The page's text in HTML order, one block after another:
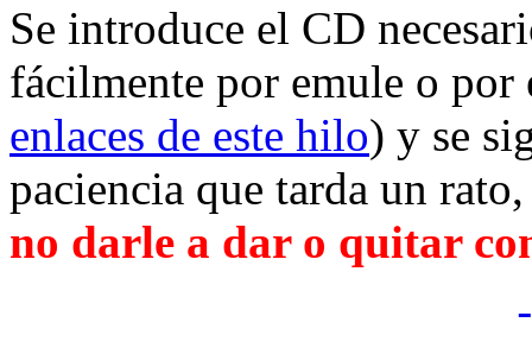
Se introduce el CD
fácilmente por emule o
enlaces de este hilo) y se
paciencia que tarda un
no darle a dar o quitar